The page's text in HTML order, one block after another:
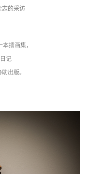
志的采访
插画集，
记
出版。